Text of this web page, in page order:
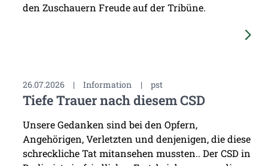
den Zuschauern Freude auf der Tribüne.
26.07.2026 | Information | pst
Tiefe Trauer nach diesem CSD
Unsere Gedanken sind bei den Opfern,
Angehörigen, Verletzten und denjenigen, die diese
schreckliche Tat mitansehen mussten.. Der CSD in